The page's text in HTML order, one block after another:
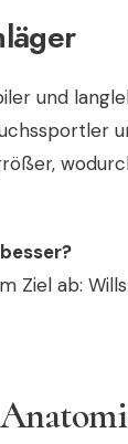
und
Ziel ab: